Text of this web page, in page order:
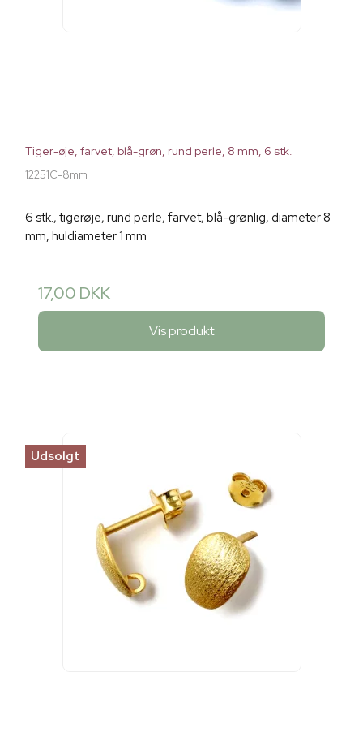
Tiger-øje, farvet, blå-grøn, rund perle, 8 mm, 6 stk.
12251C-8mm
6 stk., tigerøje, rund perle, farvet, blå-grønlig, diameter 8
mm, huldiameter 1 mm
17,00 DKK
Vis produkt
Udsolgt